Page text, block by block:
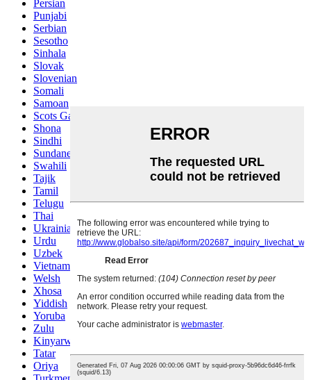
Persian
Punjabi
Serbian
Sesotho
Sinhala
Slovak
Slovenian
Somali
Samoan
Scots Gaelic
Shona
Sindhi
Sundanese
Swahili
Tajik
Tamil
Telugu
Thai
Ukrainian
Urdu
Uzbek
Vietnamese
Welsh
Xhosa
Yiddish
Yoruba
Zulu
Kinyarwanda
Tatar
Oriya